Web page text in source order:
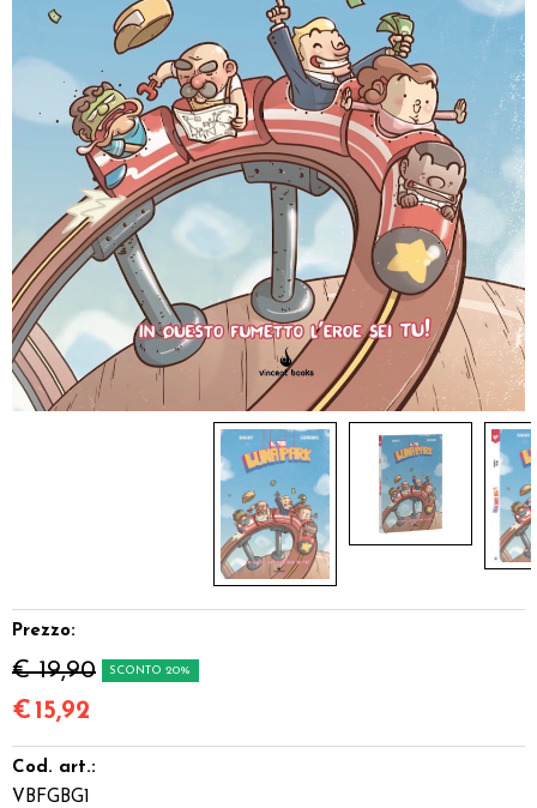
Dadi
Accessori
Giocattoli e Gadget
Offerte del Dragone
Prezzo:
€ 19,90 SCONTO 20%
€ 15,92
Cod. art.:
VBFGBG1